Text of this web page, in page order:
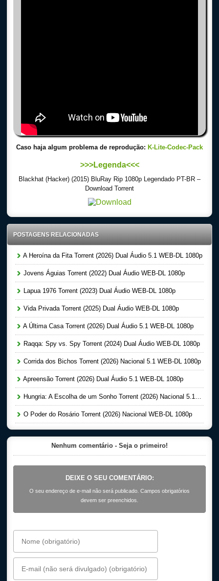
Caso haja algum problema de reprodução: K-Lite-Codec-Pack
>>>Legenda<<<
Blackhat (Hacker) (2015) BluRay Rip 1080p Legendado PT-BR –
Download Torrent
POSTAGENS RELACIONADAS
A Heroína da Fita Torrent (2026) Dual Áudio 5.1 WEB-DL 1080p
Jovens Águias Torrent (2022) Dual Áudio WEB-DL 1080p
Lapua 1976 Torrent (2023) Dual Áudio WEB-DL 1080p
Vida Privada Torrent (2025) Dual Áudio WEB-DL 1080p
A Última Casa Torrent (2026) Dual Áudio 5.1 WEB-DL 1080p
Raqqa: Spy vs. Spy Torrent (2024) Dual Áudio WEB-DL 1080p
Corrida dos Bichos Torrent (2026) Nacional 5.1 WEB-DL 1080p
Apreensão Torrent (2026) Dual Áudio 5.1 WEB-DL 1080p
Hungria: A Escolha de um Sonho Torrent (2026) Nacional 5.1 WEB-DL 1080p
O Poder do Rosário Torrent (2026) Nacional WEB-DL 1080p
Nenhum comentário - Seja o primeiro!
DEIXE O SEU COMENTÁRIO:
O seu endereço de e-mail não será publicado. Campos obrigatórios
devem ser preenchidos.